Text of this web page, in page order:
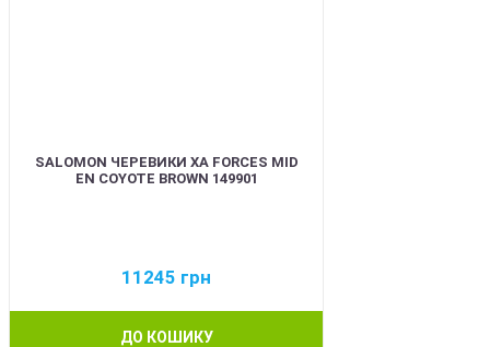
SALOMON ЧЕРЕВИКИ XA FORCES MID
EN COYOTE BROWN 149901
11245 грн
ДО КОШИКУ